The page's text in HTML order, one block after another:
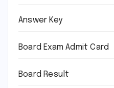
Answer Key
Board Exam Admit Card
Board Result